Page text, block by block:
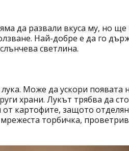
да развали вкуса му, но ще
Най-добре е да го
светлина.
Може да ускори появата
храни. Лукът трябва да
картофите, защото
торбичка,